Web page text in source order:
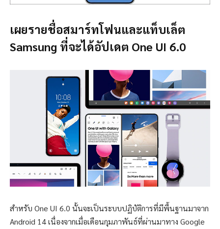
เผยรายชื่อสมาร์ทโฟนและแท็บเล็ต
Samsung ที่จะได้อัปเดต One UI 6.0
สำหรับ One UI 6.0 นั้นจะเป็นระบบปฏิบัติการที่มีพื้นฐานมาจาก
Android 14 เนื่องจากเมื่อเดือนกุมภาพันธ์ที่ผ่านมาทาง Google